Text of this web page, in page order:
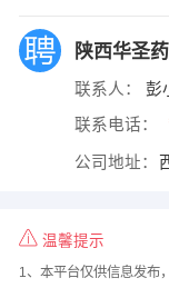
陕西华圣
联系人： 彭
联系电话：
公司地址：
温馨提示
1、本平台仅供信息发布